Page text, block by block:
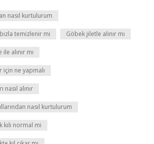
nasıl kurtulurum
temizlenir mi Göbek jiletle alınır mı
alınır mı
için ne yapmalı
nasıl alınır
nasıl kurtulurum
kılı normal mi